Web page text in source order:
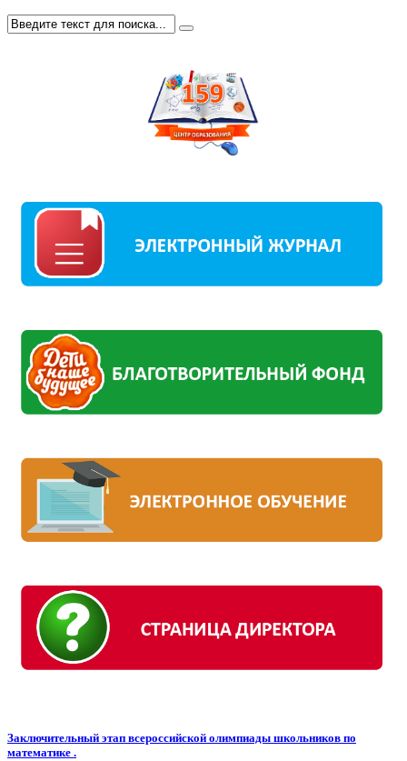
Заключительный этап всероссийской олимпиады школьников по
математике .